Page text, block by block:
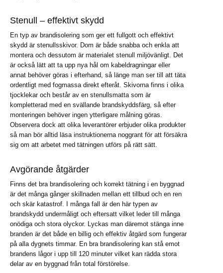
Stenull – effektivt skydd
En typ av brandisolering som ger ett fullgott och effektivt
skydd är stenullsskivor. Dom är både snabba och enkla att
montera och dessutom är materialet stenull miljövänligt. Det
är också lätt att ta upp nya hål om kabeldragningar eller
annat behöver göras i efterhand, så länge man ser till att täta
ordentligt med fogmassa direkt efteråt. Skivorna finns i olika
tjocklekar och består av en stenullsmatta som är
kompletterad med en svällande brandskyddsfärg, så efter
monteringen behöver ingen ytterligare målning göras.
Observera dock att olika leverantörer erbjuder olika produkter
så man bör alltid läsa instruktionerna noggrant för att försäkra
sig om att arbetet med tätningen utförs på rätt sätt.
Avgörande åtgärder
Finns det bra brandisolering och korrekt tätning i en byggnad
är det många gånger skillnaden mellan ett tillbud och en ren
och skär katastrof. I många fall är den här typen av
brandskydd undermåligt och eftersatt vilket leder till många
onödiga och stora olyckor. Lyckas man däremot stänga inne
branden är det både en billig och effektiv åtgärd som fungerar
på alla dygnets timmar. En bra brandisolering kan stå emot
brandens lågor i upp till 120 minuter vilket kan rädda stora
delar av en byggnad från total förstörelse.